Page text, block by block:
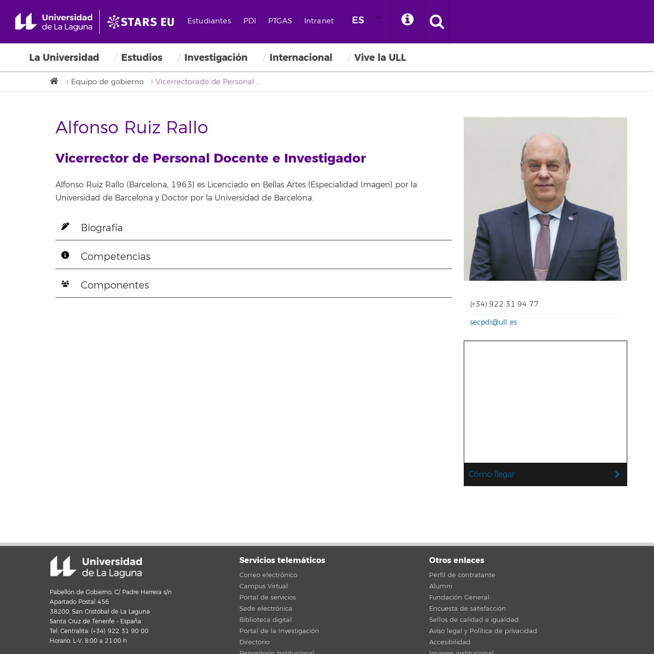
Estudiantes PDI PTGAS Intranet ES
La Universidad Estudios Investigación Internacional Vive la ULL
Equipo de gobierno Vicerrectorado de Personal Docente e Investigador
Alfonso Ruiz Rallo
Vicerrector de Personal Docente e Investigador
Alfonso Ruiz Rallo (Barcelona, 1963) es Licenciado en Bellas Artes (Especialidad Imagen) por la
Universidad de Barcelona y Doctor por la Universidad de Barcelona.
Biografía
Competencias
Componentes
(+34) 922 31 94 77
secpdi@ull..es
Cómo llegar
Pabellón de Gobierno, C/ Padre Herrera s/n
Apartado Postal 456
38200, San Cristóbal de La Laguna
Santa Cruz de Tenerife - España
Tel. Centralita: (+34) 922 31 90 00
Horario: L-V, 8:00 a 21:00 h
Servicios telemáticos
Correo electrónico
Campus Virtual
Portal de servicios
Sede electrónica
Biblioteca digital
Portal de la Investigación
Directorio
Otros enlaces
Perfil de contratante
Alumni
Fundación General
Encuesta de satisfacción
Sellos de calidad e igualdad
Aviso legal y Política de privacidad
Accesibilidad